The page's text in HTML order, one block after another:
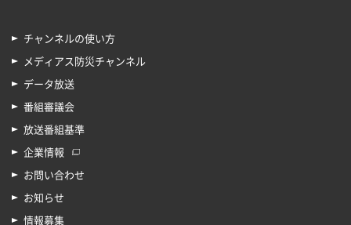
チャンネルの使い方
メディアス防災チャンネル
データ放送
番組審議会
放送番組基準
企業情報
お問い合わせ
お知らせ
情報募集